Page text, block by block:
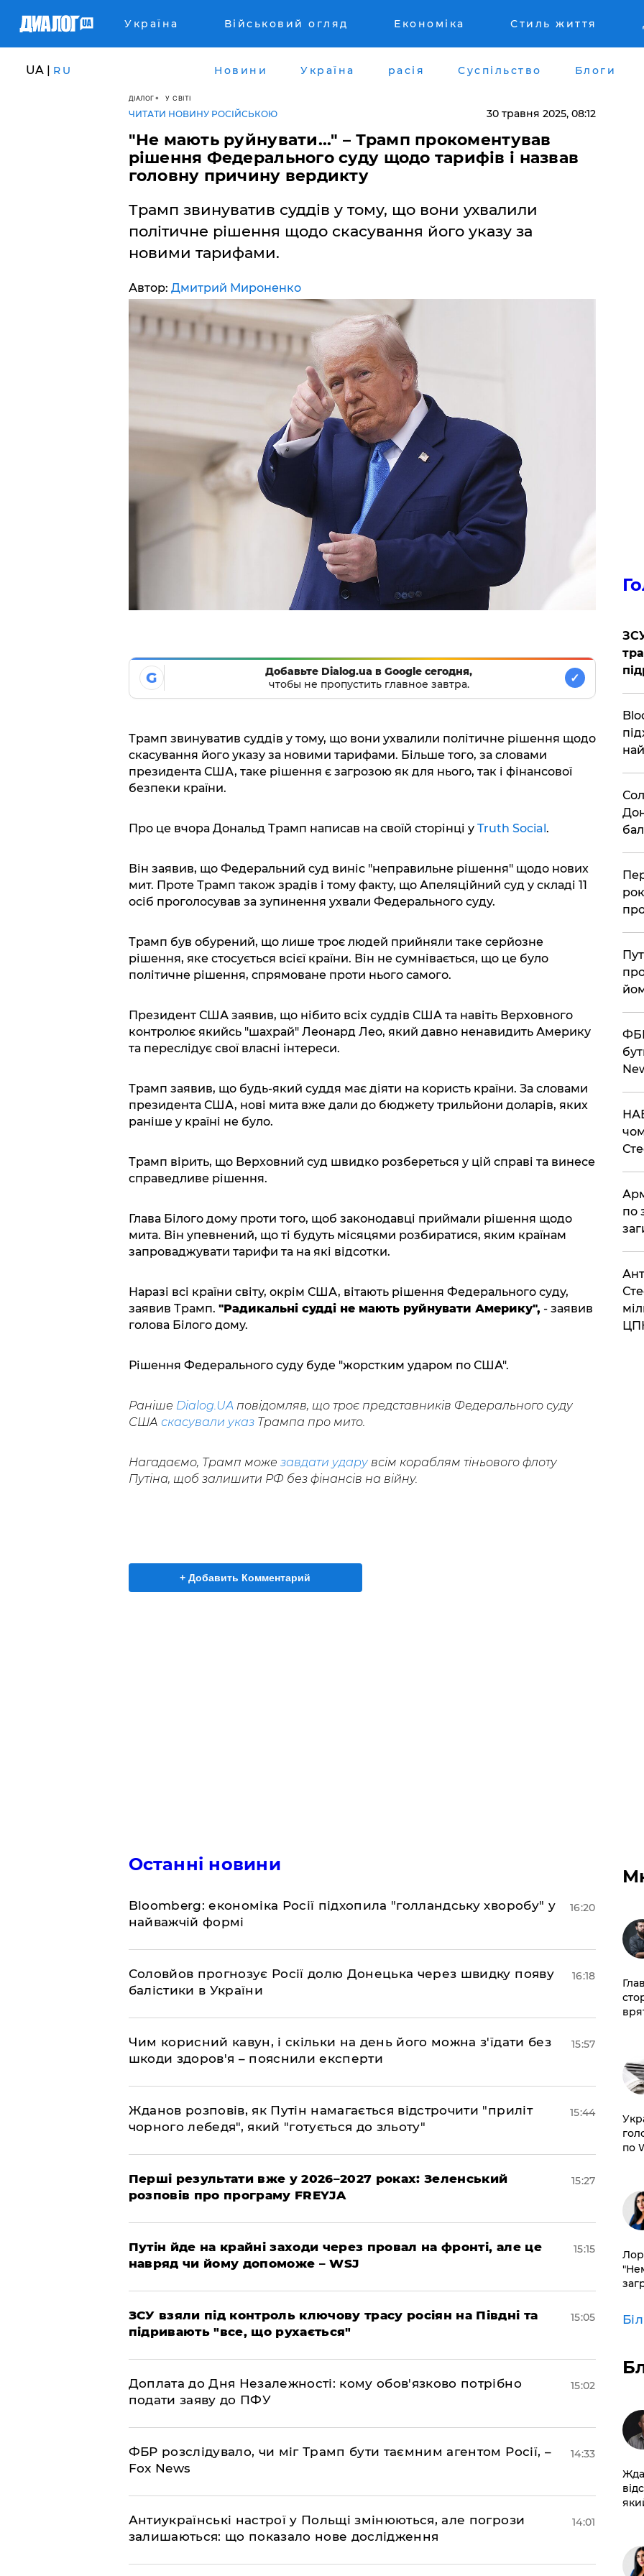
Україна Військовий огляд Економіка Стиль життя
UA | RU Новини Україна расія Суспільство Блоги
ДІАЛОГ У СВІТІ
ЧИТАТИ НОВИНУ РОСІЙСЬКОЮ 30 травня 2025, 08:12
"Не мають руйнувати..." – Трамп прокоментував
рішення Федерального суду щодо тарифів і назвав
головну причину вердикту
Трамп звинуватив суддів у тому, що вони ухвалили
політичне рішення щодо скасування його указу за
новими тарифами.
Автор: Дмитрий Мироненко
G
Добавьте Dialog.ua в Google сегодня,
чтобы не пропустить главное завтра.
✓
Трамп звинуватив суддів у тому, що вони ухвалили політичне рішення щодо
скасування його указу за новими тарифами. Більше того, за словами
президента США, таке рішення є загрозою як для нього, так і фінансової
безпеки країни.
Про це вчора Дональд Трамп написав на своїй сторінці у Truth Social .
Він заявив, що Федеральний суд виніс "неправильне рішення" щодо нових
мит. Проте Трамп також зрадів і тому факту, що Апеляційний суд у складі 11
осіб проголосував за зупинення ухвали Федерального суду.
Трамп був обурений, що лише троє людей прийняли таке серйозне
рішення, яке стосується всієї країни. Він не сумнівається, що це було
політичне рішення, спрямоване проти нього самого.
Президент США заявив, що нібито всіх суддів США та навіть Верховного
контролює якийсь "шахрай" Леонард Лео, який давно ненавидить Америку
та переслідує свої власні інтереси.
Трамп заявив, що будь-який суддя має діяти на користь країни. За словами
президента США, нові мита вже дали до бюджету трильйони доларів, яких
раніше у країні не було.
Трамп вірить, що Верховний суд швидко розбереться у цій справі та винесе
справедливе рішення.
Глава Білого дому проти того, щоб законодавці приймали рішення щодо
мита. Він упевнений, що ті будуть місяцями розбиратися, яким країнам
запроваджувати тарифи та на які відсотки.
Наразі всі країни світу, окрім США, вітають рішення Федерального суду,
заявив Трамп. "Радикальні судді не мають руйнувати Америку", - заявив
голова Білого дому.
Рішення Федерального суду буде "жорстким ударом по США".
Раніше Dialog.UAповідомляв, що троє представників Федерального суду
США скасували указТрампа про мито.
Нагадаємо, Трамп може завдати ударувсім кораблям тіньового флоту
Путіна, щоб залишити РФ без фінансів на війну.
+ Добавить Комментарий
Останні новини
Bloomberg: економіка Росії підхопила "голландську хворобу" у
найважчій формі
16:20
Соловйов прогнозує Росії долю Донецька через швидку появу
балістики в України
16:18
Чим корисний кавун, і скільки на день його можна з'їдати без
шкоди здоров'я – пояснили експерти
15:57
Жданов розповів, як Путін намагається відстрочити "приліт
чорного лебедя", який "готується до зльоту"
15:44
Перші результати вже у 2026–2027 роках: Зеленський
розповів про програму FREYJA
15:27
Путін йде на крайні заходи через провал на фронті, але це
навряд чи йому допоможе – WSJ
15:15
ЗСУ взяли під контроль ключову трасу росіян на Півдні та
підривають "все, що рухається"
15:05
Доплата до Дня Незалежності: кому обов'язково потрібно
подати заяву до ПФУ
15:02
ФБР розслідувало, чи міг Трамп бути таємним агентом Росії, –
Fox News
14:33
Антиукраїнські настрої у Польщі змінюються, але погрози
залишаються: що показало нове дослідження
14:01
по
по